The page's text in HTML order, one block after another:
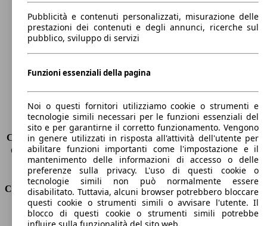
Lunghezza
4640 mm
Altezza
1440 mm
Larghezza
Peso massimo
-
Sedili
5
Carico sul tetto
-
Capacità di traino (senza freni) -
Capacità di traino (con freni)
1600 kg
Volume del bagagliaio
480 l
Consumi
Emissioni di CO2*
109 g/km (komb.)
Pubblicità e contenuti personalizzati, misurazione delle
prestazioni dei contenuti e degli annunci, ricerche sul
pubblico, sviluppo di servizi
Funzioni essenziali della pagina
Noi o questi fornitori utilizziamo cookie o strumenti e
tecnologie simili necessari per le funzioni essenziali del
sito e per garantirne il corretto funzionamento. Vengono
in genere utilizzati in risposta all'attività dell'utente per
abilitare funzioni importanti come l'impostazione e il
mantenimento delle informazioni di accesso o delle
preferenze sulla privacy. L'uso di questi cookie o
tecnologie simili non può normalmente essere
disabilitato. Tuttavia, alcuni browser potrebbero bloccare
questi cookie o strumenti simili o avvisare l'utente. Il
blocco di questi cookie o strumenti simili potrebbe